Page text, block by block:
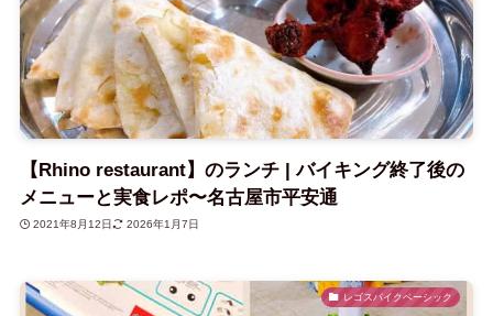
【Rhino restaurant】のランチ | バイキング終了後の
メニューと実食レポ〜名古屋市平安通
2021年8月12日 2026年1月7日
レゴスパイクベーシック